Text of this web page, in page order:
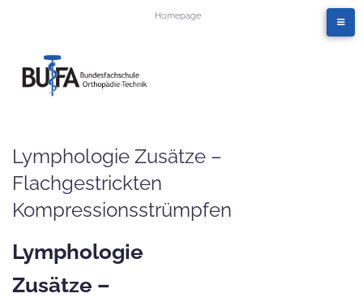
Homepage
Lymphologie Zusätze –
Flachgestrickten
Kompressionsstrümpfen
Lymphologie
Zusätze –